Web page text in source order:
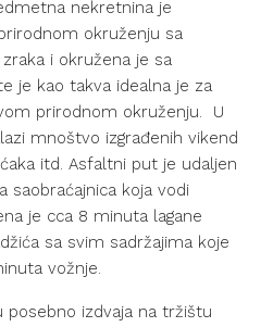
nekretnina je
okruženju sa
i okružena je sa
je kao takva idealna je za
prirodnom okruženju. U
mnoštvo izgrađenih vikend
itd. Asfaltni put je udaljen
saobraćajnica koja vodi
je cca 8 minuta lagane
sa svim sadržajima koje
vožnje.
izdvaja na tržištu